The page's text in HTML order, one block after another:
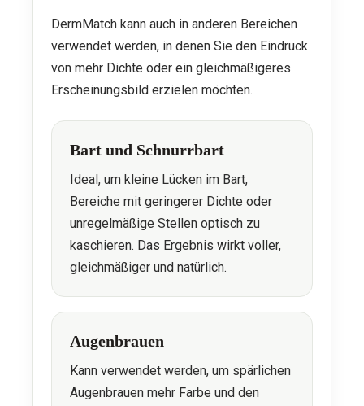
DermMatch kann auch in anderen Bereichen
verwendet werden, in denen Sie den Eindruck
von mehr Dichte oder ein gleichmäßigeres
Erscheinungsbild erzielen möchten.
Bart und Schnurrbart
Ideal, um kleine Lücken im Bart,
Bereiche mit geringerer Dichte oder
unregelmäßige Stellen optisch zu
kaschieren. Das Ergebnis wirkt voller,
gleichmäßiger und natürlich.
Augenbrauen
Kann verwendet werden, um spärlichen
Augenbrauen mehr Farbe und den